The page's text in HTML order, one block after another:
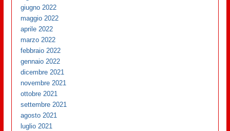
giugno 2022
maggio 2022
aprile 2022
marzo 2022
febbraio 2022
gennaio 2022
dicembre 2021
novembre 2021
ottobre 2021
settembre 2021
agosto 2021
luglio 2021